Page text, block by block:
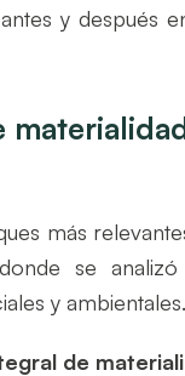
y después
más
se
y ambientales.
de